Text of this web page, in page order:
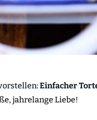
Einfacher
jahrelange Liebe!